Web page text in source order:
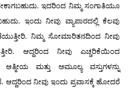
ಇದರಿಂದ ನಿಮ್ಮ ಸಂಗಾತಿಯೂ
ಇಂದು ನೀವು ವ್ಯಾಪಾರದಲ್ಲಿ ಕೆಲವು
ನಿಮ್ಮ ಸೋಮಾರಿತನದಿಂದ ನೀವು
ಆದ್ದರಿಂದ ನೀವು ಎಚ್ಚರಿಕೆಯಿಂದ
ಮತ್ತು ಅಮೂಲ್ಯ ವಸ್ತುಗಳನ್ನು
ಆದ್ದರಿಂದ ನೀವು ಇಂದು ಪ್ರವಾಸಕ್ಕೆ ಹೋದರೆ